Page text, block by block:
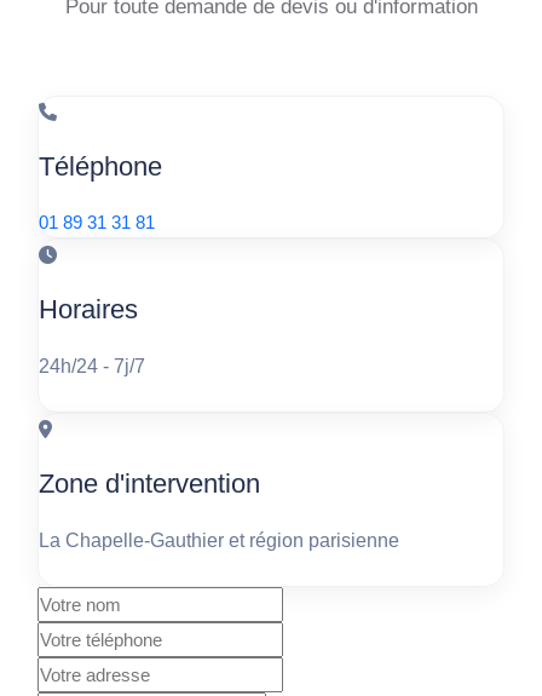
Pour toute demande de devis ou d'information
Téléphone
01 89 31 31 81
Horaires
24h/24 - 7j/7
Zone d'intervention
La Chapelle-Gauthier et région parisienne